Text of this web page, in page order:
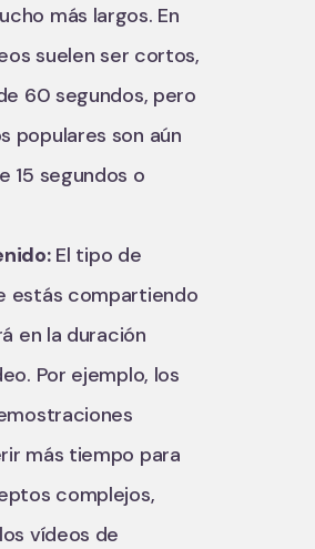
más largos. En
suelen ser cortos,
60 segundos, pero
populares son aún
15 segundos o
El tipo de
estás compartiendo
en la duración
Por ejemplo, los
más tiempo para
complejos,
vídeos de